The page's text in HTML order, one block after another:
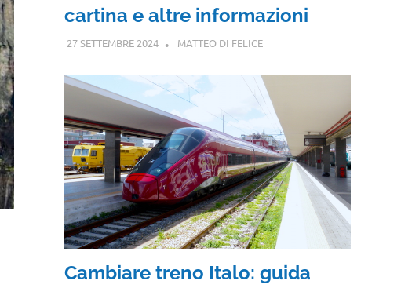
cartina e altre informazioni
27 SETTEMBRE 2024 MATTEO DI FELICE
Cambiare treno Italo: guida